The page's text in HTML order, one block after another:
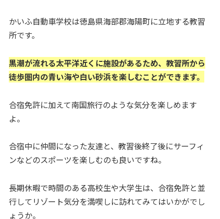
かいふ自動車学校は徳島県海部郡海陽町に立地する教習
所です。
黒潮が流れる太平洋近くに施設があるため、教習所から
徒歩圏内の青い海や白い砂浜を楽しむことができます。
合宿免許に加えて南国旅行のような気分を楽しめます
よ。
合宿中に仲間になった友達と、教習後終了後にサーフィ
ンなどのスポーツを楽しむのも良いですね。
長期休暇で時間のある高校生や大学生は、合宿免許と並
行してリゾート気分を満喫しに訪れてみてはいかがでし
ょうか。